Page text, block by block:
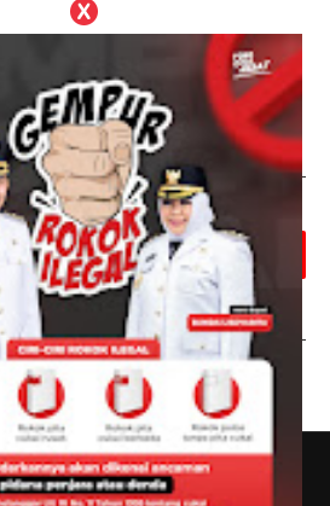
Social Plugin
Tags
Kode Etik Jurnalistik
Hubungi Kami
Pedoman Pemberitaan Media Siber